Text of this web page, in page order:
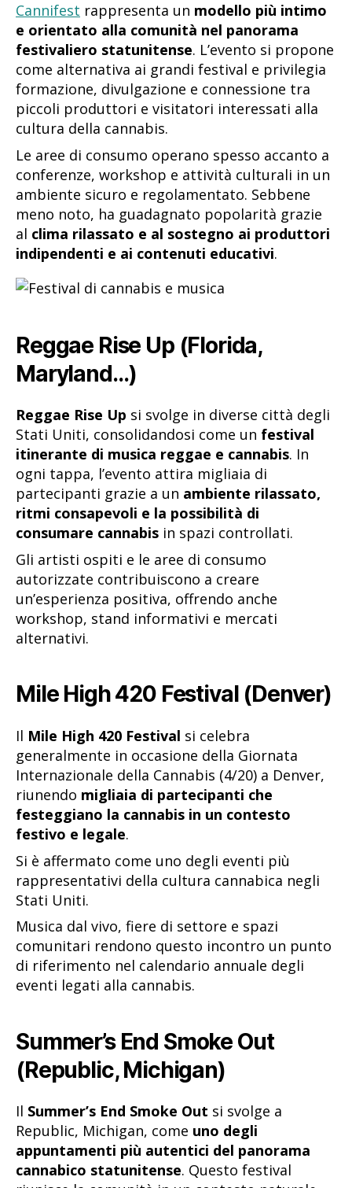
Cannifest rappresenta un modello più intimo
e orientato alla comunità nel panorama
festivaliero statunitense. L’evento si propone
come alternativa ai grandi festival e privilegia
formazione, divulgazione e connessione tra
piccoli produttori e visitatori interessati alla
cultura della cannabis.
Le aree di consumo operano spesso accanto a
conferenze, workshop e attività culturali in un
ambiente sicuro e regolamentato. Sebbene
meno noto, ha guadagnato popolarità grazie
al clima rilassato e al sostegno ai produttori
indipendenti e ai contenuti educativi.
Reggae Rise Up (Florida,
Maryland…)
Reggae Rise Up si svolge in diverse città degli
Stati Uniti, consolidandosi come un festival
itinerante di musica reggae e cannabis. In
ogni tappa, l’evento attira migliaia di
partecipanti grazie a un ambiente rilassato,
ritmi consapevoli e la possibilità di
consumare cannabis in spazi controllati.
Gli artisti ospiti e le aree di consumo
autorizzate contribuiscono a creare
un’esperienza positiva, offrendo anche
workshop, stand informativi e mercati
alternativi.
Mile High 420 Festival (Denver)
Il Mile High 420 Festival si celebra
generalmente in occasione della Giornata
Internazionale della Cannabis (4/20) a Denver,
riunendo migliaia di partecipanti che
festeggiano la cannabis in un contesto
festivo e legale.
Si è affermato come uno degli eventi più
rappresentativi della cultura cannabica negli
Stati Uniti.
Musica dal vivo, fiere di settore e spazi
comunitari rendono questo incontro un punto
di riferimento nel calendario annuale degli
eventi legati alla cannabis.
Summer’s End Smoke Out
(Republic, Michigan)
Il Summer’s End Smoke Out si svolge a
Republic, Michigan, come uno degli
appuntamenti più autentici del panorama
cannabico statunitense. Questo festival